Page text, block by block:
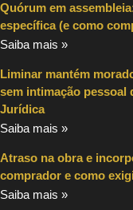
Quórum em
específica (e como
Saiba mais »
Liminar mantém
sem intimação pessoal
Jurídica
Saiba mais »
Atraso na obra e
comprador e como
Saiba mais »